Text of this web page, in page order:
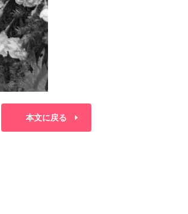
本文に戻る